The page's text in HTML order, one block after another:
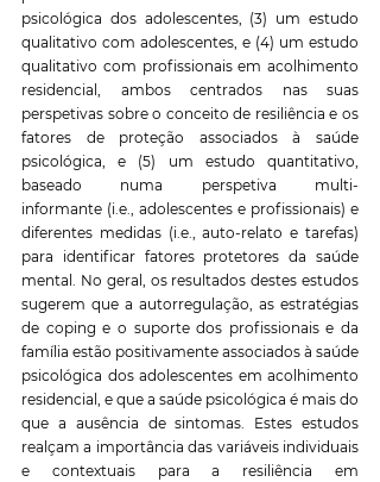
psicológica dos adolescentes, (3) um estudo
qualitativo com adolescentes, e (4) um estudo
qualitativo com profissionais em acolhimento
residencial, ambos centrados nas suas
perspetivas sobre o conceito de resiliência e os
fatores de proteção associados à saúde
psicológica, e (5) um estudo quantitativo,
baseado numa perspetiva multi-
informante (i.e., adolescentes e profissionais) e
diferentes medidas (i.e., auto-relato e tarefas)
para identificar fatores protetores da saúde
mental. No geral, os resultados destes estudos
sugerem que a autorregulação, as estratégias
de coping e o suporte dos profissionais e da
família estão positivamente associados à saúde
psicológica dos adolescentes em acolhimento
residencial, e que a saúde psicológica é mais do
que a ausência de sintomas. Estes estudos
realçam a importância das variáveis ​​individuais
e contextuais para a resiliência em